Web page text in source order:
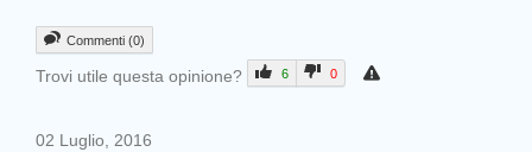
Commenti (0)
Trovi utile questa opinione? 6 0
02 Luglio, 2016